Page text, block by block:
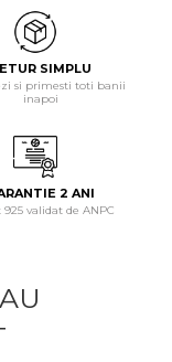
SIMPLU
si primesti toti banii
inapoi
2 ANI
validat de ANPC